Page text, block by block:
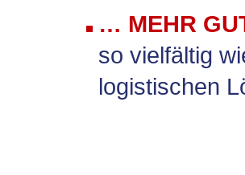
… MEHR
so vielfältig
logistischen